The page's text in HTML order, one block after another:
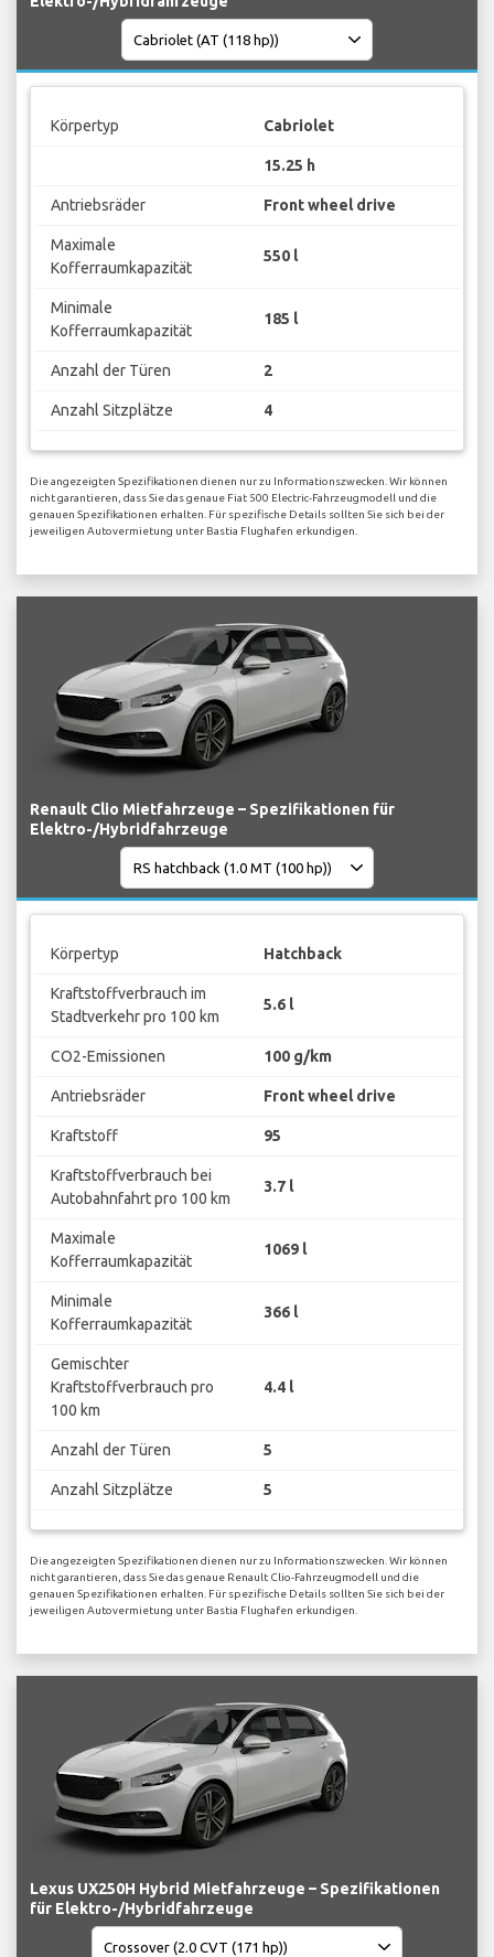
Körpertyp Cabriolet
15.25 h
Antriebsräder Front wheel drive
Maximale
Kofferraumkapazität
550 l
Minimale
Kofferraumkapazität
185 l
Anzahl der Türen 2
Anzahl Sitzplätze 4
Die angezeigten Spezifikationen dienen nur zu Informationszwecken. Wir können
nicht garantieren, dass Sie das genaue Fiat 500 Electric-Fahrzeugmodell und die
genauen Spezifikationen erhalten. Für spezifische Details sollten Sie sich bei der
jeweiligen Autovermietung unter Bastia Flughafen erkundigen.
Renault Clio Mietfahrzeuge – Spezifikationen für
Elektro-/Hybridfahrzeuge
Körpertyp Hatchback
Kraftstoffverbrauch im
Stadtverkehr pro 100 km
5.6 l
CO2-Emissionen 100 g/km
Antriebsräder Front wheel drive
Kraftstoff 95
Kraftstoffverbrauch bei
Autobahnfahrt pro 100 km
3.7 l
Maximale
Kofferraumkapazität
1069 l
Minimale
Kofferraumkapazität
366 l
Gemischter
Kraftstoffverbrauch pro
100 km
4.4 l
Anzahl der Türen 5
Anzahl Sitzplätze 5
Die angezeigten Spezifikationen dienen nur zu Informationszwecken. Wir können
nicht garantieren, dass Sie das genaue Renault Clio-Fahrzeugmodell und die
genauen Spezifikationen erhalten. Für spezifische Details sollten Sie sich bei der
jeweiligen Autovermietung unter Bastia Flughafen erkundigen.
Lexus UX250H Hybrid Mietfahrzeuge – Spezifikationen
für Elektro-/Hybridfahrzeuge